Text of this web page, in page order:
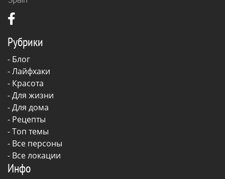
Рубрики
- Блог
-Лайфхаки
- Красота
-Для жизни
-Для дома
- Рецепты
- Топ темы
- Все персоны
- Все локации
Инфо